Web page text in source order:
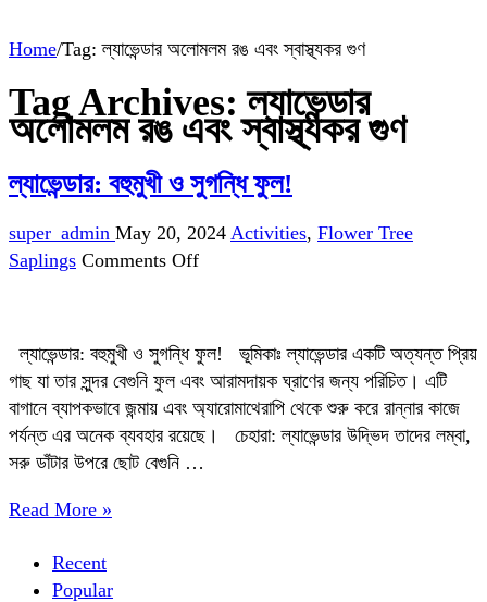
Home/Tag:ল্যাভেন্ডার অলোমলম রঙ এবং স্বাস্থ্যকর গুণ
Tag Archives:ল্যাভেন্ডার
অলোমলম রঙ এবং স্বাস্থ্যকর গুণ
ল্যাভেন্ডার: বহুমুখী ও সুগন্ধি ফুল!
super_admin May 20, 2024 Activities, Flower Tree
Saplings Comments Offon
সুগন্ধি
ফুল!
ল্যাভেন্ডার: বহুমুখী ও সুগন্ধি ফুল! ভূমিকাঃ ল্যাভেন্ডার একটি অত্যন্ত প্রিয়
গাছ যা তার সুন্দর বেগুনি ফুল এবং আরামদায়ক ঘ্রাণের জন্য পরিচিত। এটি
বাগানে ব্যাপকভাবে জন্মায় এবং অ্যারোমাথেরাপি থেকে শুরু করে রান্নার কাজে
পর্যন্ত এর অনেক ব্যবহার রয়েছে। চেহারা: ল্যাভেন্ডার উদ্ভিদ তাদের লম্বা,
সরু ডাঁটার উপরে ছোট বেগুনি …
Read More »
Recent
Popular